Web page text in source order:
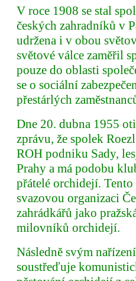
V roce 1908 se stal
českých zahradníků v
udržena i v obou
světové válce zaměřil
pouze do oblasti
se o sociální
přestárlých
Dne 20. dubna 1955
zprávu, že spolek
ROH podniku Sady,
Prahy a má podobu
přátelé orchidejí.
svazovou organizaci
zahrádkářů jako
milovníků orchidejí.
Následně svým
soustřeďuje